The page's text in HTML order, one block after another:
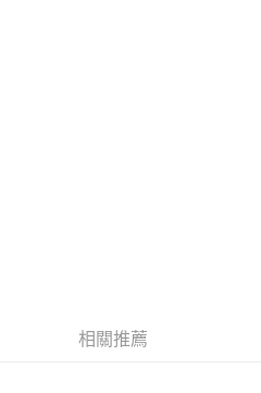
你分期」於每月結算日後寄送繳費提
超商條碼／台灣大直營門市／銀行轉
路繳費。
司」（以下簡稱本公司）所提供，讓
或服務，並由商店將買賣／分期付款
用本公司帳單繳交帳款。
之契約關係目的，商店將以您的個人
台灣大哥大進項蒐集、處理及利用，
免運費
運費
相關推薦